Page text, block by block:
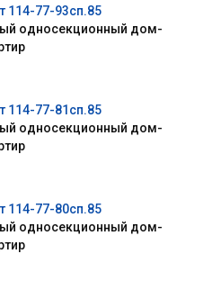
114-77-93сп.85
односекционный дом-
114-77-81сп.85
односекционный дом-
114-77-80сп.85
односекционный дом-